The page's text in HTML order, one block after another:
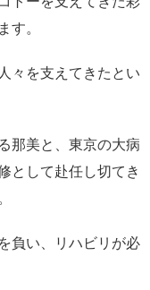
す。
々を支えてきたとい
那美と、東京の大病
として赴任し切てき
負い、リハビリが必